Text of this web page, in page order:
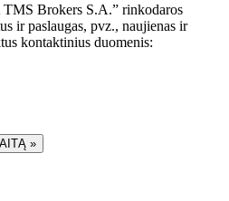
Brokers S.A.” rinkodaros
ir paslaugas, pvz., naujienas ir
kontaktinius duomenis:
»